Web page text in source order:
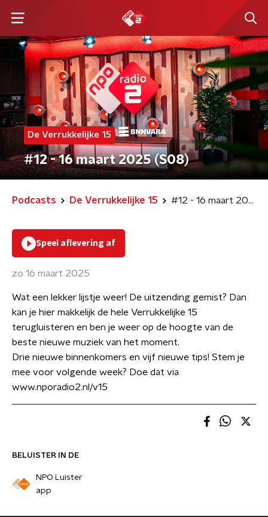
De Verrukkelijke 15
#12 - 16 maart 2025 (S08)
Podcasts De Verrukkelijke 15 #12 - 16 maart 2025 (S08)
BELUISTER IN DE
NPO Luister
app
Speel aflevering af
zo 16 maart 2025
Wat een lekker lijstje weer! De uitzending gemist? Dan
kan je hier makkelijk de hele Verrukkelijke 15
terugluisteren en ben je weer op de hoogte van de
beste nieuwe muziek van het moment.
Drie nieuwe binnenkomers en vijf nieuwe tips! Stem je
mee voor volgende week? Doe dat via
www.nporadio2.nl/v15